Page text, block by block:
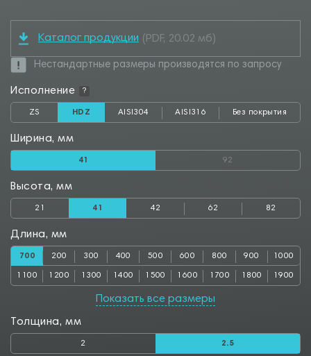
Каталог продукции (PDF, 20.02 мб)
Нестандартные размеры производятся по запросу
Исполнение ?
ZS HDZ AISI304 AISI316 Без покрытия
Ширина, мм
41 92
Высота, мм
21 41 42 62 82
Длина, мм
700 200 300 400 500 600 800 900 1000
1100 1200 1300 1400 1500 1600 1700 1800 1900
2500
Показать все размеры
Толщина, мм
2 2.5